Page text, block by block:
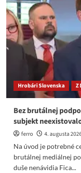
sú
také
obrovské,
že
treba
na
ne
reagovať
Hrobári Slovenska Z
Bez brutálnej
subjekt
ferro
4. augusta
Na úvod je potrebné
brutálnej mediálnej
duše nenávidia Fica...